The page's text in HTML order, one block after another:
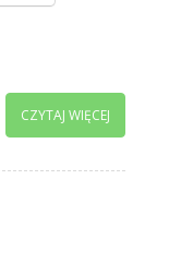
CZYTAJ WIĘCEJ